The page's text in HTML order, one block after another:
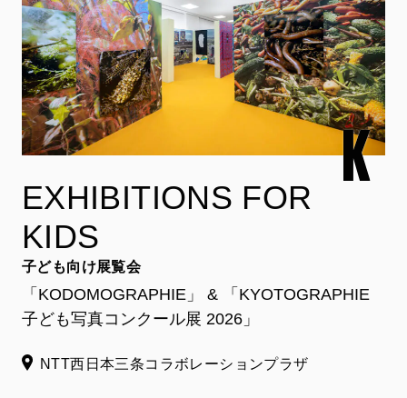
EXHIBITIONS FOR
KIDS
子ども向け展覧会
「KODOMOGRAPHIE」 & 「KYOTOGRAPHIE
子ども写真コンクール展 2026」
NTT西日本三条コラボレーションプラザ